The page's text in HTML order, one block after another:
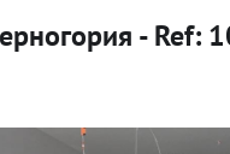
- Ref: